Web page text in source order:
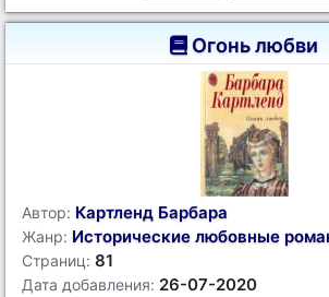
Огонь любви
Автор: Картленд Барбара
Жанр: Исторические любовные
Страниц: 81
Дата добавления: 26-07-2020